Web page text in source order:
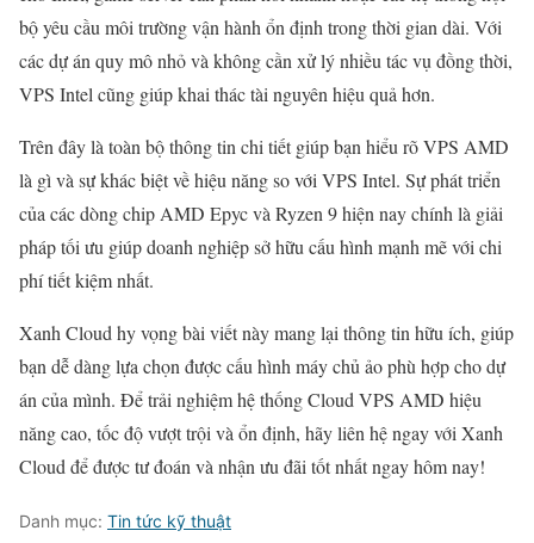
bộ yêu cầu môi trường vận hành ổn định trong thời gian dài. Với
các dự án quy mô nhỏ và không cần xử lý nhiều tác vụ đồng thời,
VPS Intel cũng giúp khai thác tài nguyên hiệu quả hơn.
Trên đây là toàn bộ thông tin chi tiết giúp bạn hiểu rõ VPS AMD
là gì và sự khác biệt về hiệu năng so với VPS Intel. Sự phát triển
của các dòng chip AMD Epyc và Ryzen 9 hiện nay chính là giải
pháp tối ưu giúp doanh nghiệp sở hữu cấu hình mạnh mẽ với chi
phí tiết kiệm nhất.
Xanh Cloud hy vọng bài viết này mang lại thông tin hữu ích, giúp
bạn dễ dàng lựa chọn được cấu hình máy chủ ảo phù hợp cho dự
án của mình. Để trải nghiệm hệ thống Cloud VPS AMD hiệu
năng cao, tốc độ vượt trội và ổn định, hãy liên hệ ngay với Xanh
Cloud để được tư đoán và nhận ưu đãi tốt nhất ngay hôm nay!
Danh mục: Tin tức kỹ thuật